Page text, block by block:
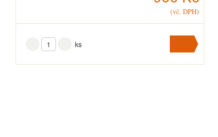
(vč. DPH)
ks Přidat